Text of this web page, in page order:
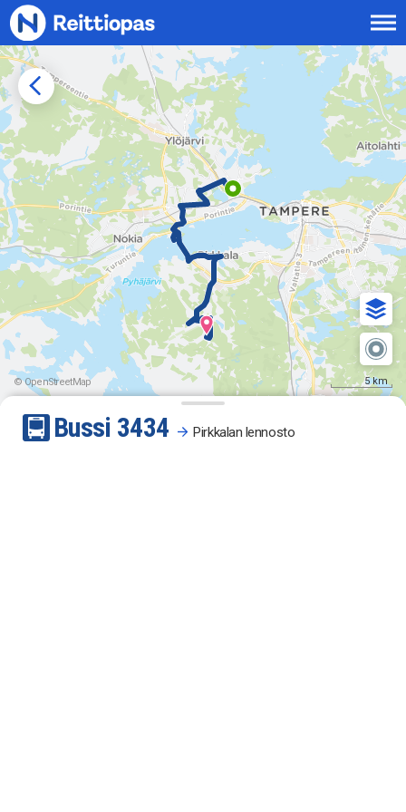
Siirry sisältöön
© OpenStreetMap 5 km
Bussi 3434 Pirkkalan lennosto